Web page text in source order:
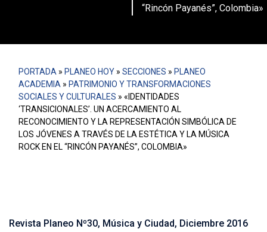
“Rincón Payanés”, Colombia»
PORTADA » PLANEO HOY » SECCIONES » PLANEO
ACADEMIA » PATRIMONIO Y TRANSFORMACIONES
SOCIALES Y CULTURALES » «IDENTIDADES
‘TRANSICIONALES’. UN ACERCAMIENTO AL
RECONOCIMIENTO Y LA REPRESENTACIÓN SIMBÓLICA DE
LOS JÓVENES A TRAVÉS DE LA ESTÉTICA Y LA MÚSICA
ROCK EN EL “RINCÓN PAYANÉS”, COLOMBIA»
Revista Planeo Nº30, Música y Ciudad, Diciembre 2016